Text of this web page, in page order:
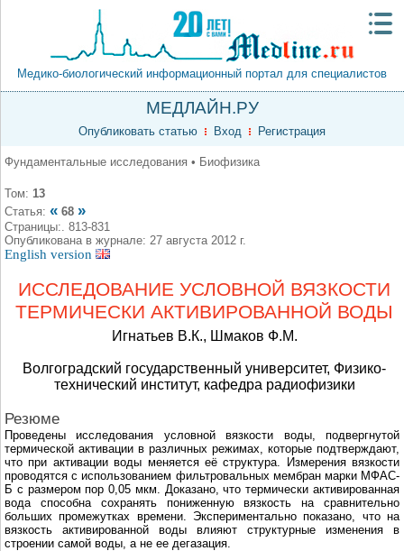
Медико-биологический информационный портал для специалистов
МЕДЛАЙН.РУ
Опубликовать статью Вход Регистрация
Фундаментальные исследования • Биофизика
Том: 13
Статья: « 68 »
Страницы:. 813-831
Опубликована в журнале: 27 августа 2012 г.
English version
ИССЛЕДОВАНИЕ УСЛОВНОЙ ВЯЗКОСТИ
ТЕРМИЧЕСКИ АКТИВИРОВАННОЙ ВОДЫ
Игнатьев В.К., Шмаков Ф.М.
Волгоградский государственный университет, Физико-
технический институт, кафедра радиофизики
Резюме
Проведены исследования условной вязкости воды, подвергнутой
термической активации в различных режимах, которые подтверждают,
что при активации воды меняется её структура. Измерения вязкости
проводятся с использованием фильтровальных мембран марки МФАС-
Б с размером пор 0,05 мкм. Доказано, что термически активированная
вода способна сохранять пониженную вязкость на сравнительно
больших промежутках времени. Экспериментально показано, что на
вязкость активированной воды влияют структурные изменения в
строении самой воды, а не ее дегазация.